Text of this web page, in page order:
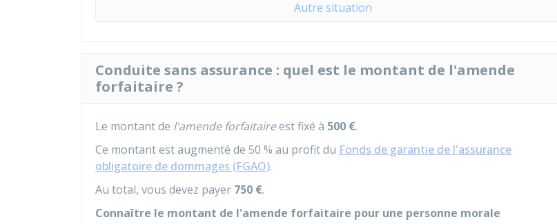
Autre situation
Conduite sans assurance : quel est le montant de l'amende
forfaitaire ?
Le montant de l'amende forfaitaireest fixé à 500 €.
Ce montant est augmenté de 50 % au profit du Fonds de garantie de l'assurance
obligatoire de dommages (FGAO).
Au total, vous devez payer 750 €.
Connaître le montant de l'amende forfaitaire pour une personne morale